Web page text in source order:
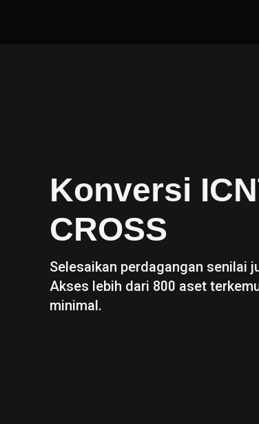
Konversi
CROSS
Selesaikan perdagangan senilai
Akses lebih dari 800 aset
minimal.